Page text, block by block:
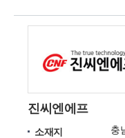
진씨엔에프
소재지
충